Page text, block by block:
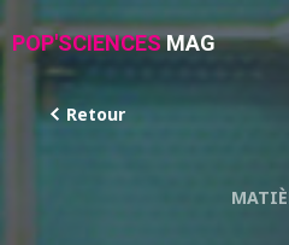
POP'SCIENCESMAG
Retour